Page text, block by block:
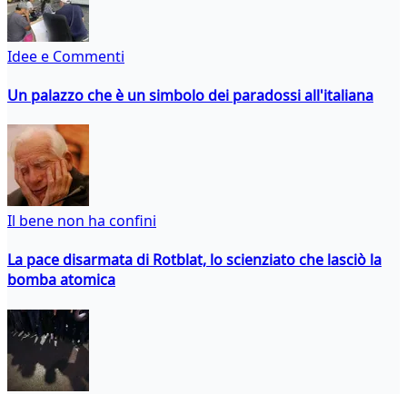
Idee e Commenti
Un palazzo che è un simbolo dei paradossi all'italiana
Il bene non ha confini
La pace disarmata di Rotblat, lo scienziato che lasciò la
bomba atomica